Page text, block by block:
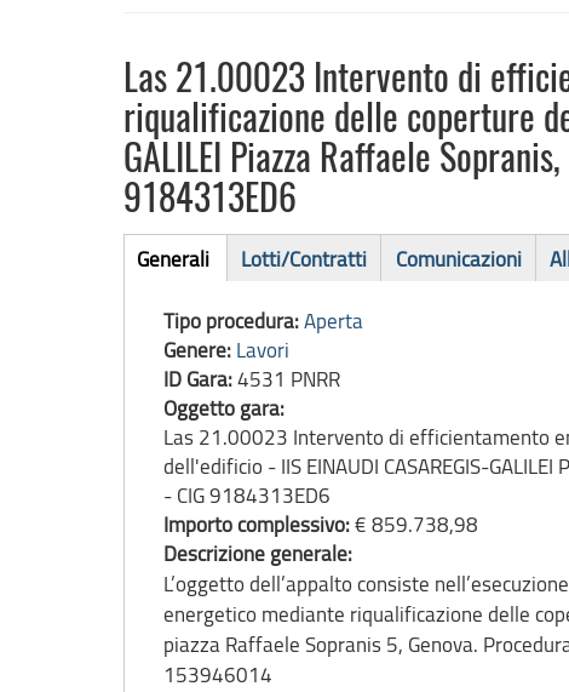
Las 21.00023 Intervento di
riqualificazione delle coperture
GALILEI Piazza Raffaele
9184313ED6
Bando
gara
Generali
attiva)
Lotti/Contratti Comunicazioni
Tipo procedura:Aperta
Genere: Lavori
ID Gara:4531 PNRR
Oggetto gara:
Las 21.00023 Intervento di efficientamento
dell'edificio - IIS EINAUDI CASAREGIS-
- CIG 9184313ED6
Importo complessivo:€ 859.738,98
Descrizione generale:
L’oggetto dell’appalto consiste
energetico mediante riqualificazione delle coperture
piazza Raffaele Sopranis 5, Genova.
153946014